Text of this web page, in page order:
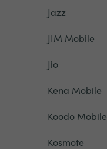
Jazz
JIM Mobile
Jio
Kena Mobile
Koodo Mobile
Kosmote